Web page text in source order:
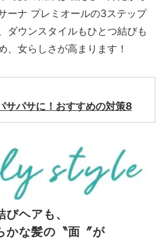
ーナ プレミオールの3ステップ
ダウンスタイルもひとつ結びも
、女らしさが高まります！
サパサに！おすすめの対策8
ヘアも、
かな髪の〝面〞が